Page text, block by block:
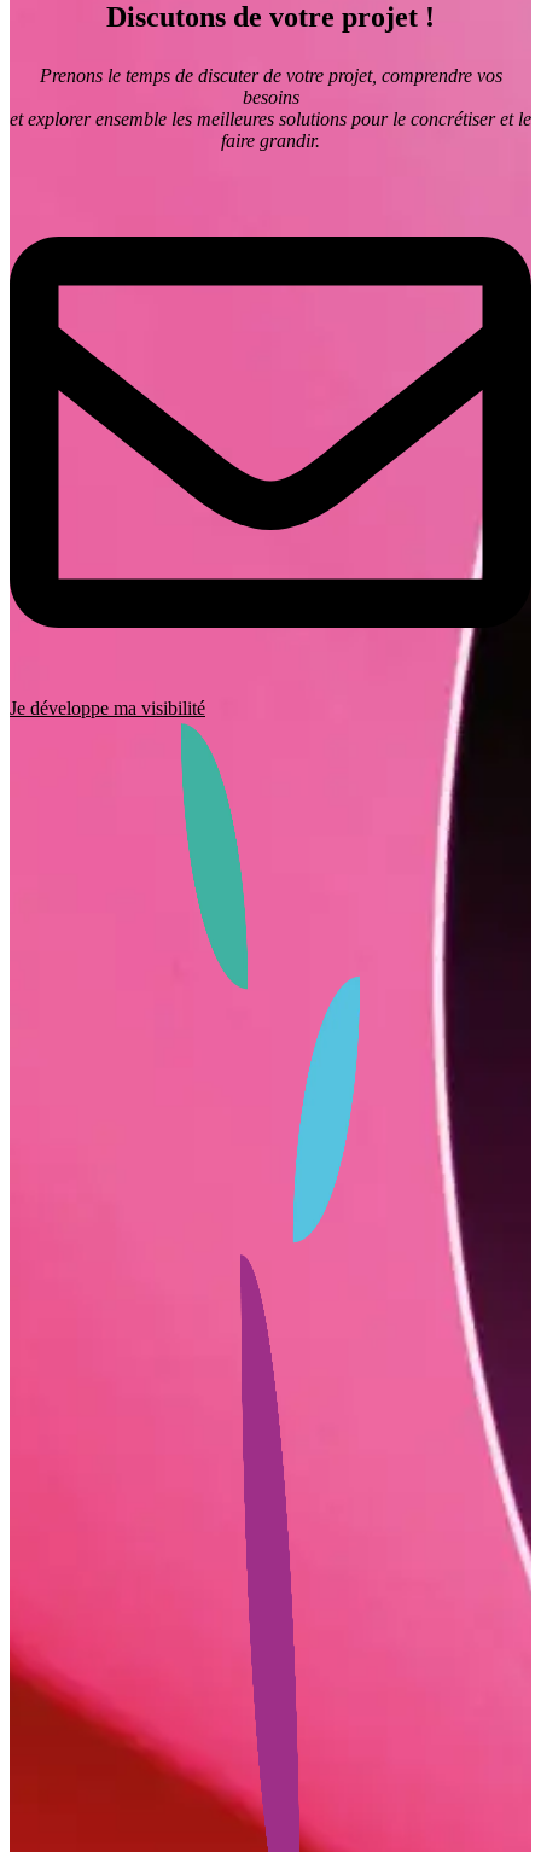
Discutons de votre projet !
Prenons le temps de discuter de votre projet, comprendre vos
besoins
et explorer ensemble les meilleures solutions pour le concrétiser et le
faire grandir.
Je développe ma visibilité